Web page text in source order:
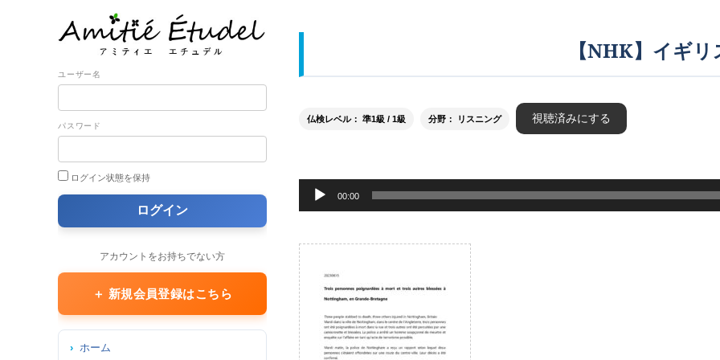
【NHK】イギ
仏検レベル： 準1級 / 1級 分野： リスニング 視聴済みにする
声
レ
ー
ヤ
ー
00:00
ユーザー名
パスワード
ログイン状態を保持
アカウントをお持ちでない方
＋ 新規会員登録はこちら
ホーム